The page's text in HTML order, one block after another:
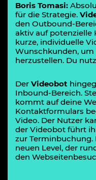
Boris Tomasi:
für die Strategie.
den Outbound-
aktiv auf potenzielle
kurze, individuelle
Wunschkunden,
herzustellen. Du
Der Videobot
Inbound-Bereich.
kommt auf deine
Kontaktformulars
Video. Der Nutzer
der Videobot führt
zur Terminbuchung.
neuen Level, der
den